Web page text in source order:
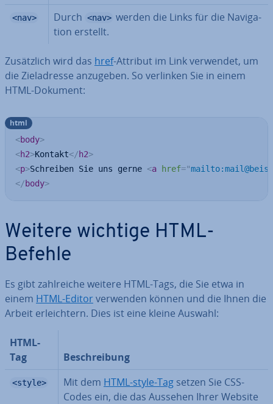
<nav> Durch <nav> werden die Links für die Na­vi­ga­
ti­on erstellt.
Zu­sätz­lich wird das href-Attribut im Link verwendet, um
die Ziel­adres­se anzugeben. So verlinken Sie in einem
HTML-Dokument:
<body>
<h2>Kontakt</h2>
<p>Schreiben Sie uns gerne <a href="
</body>
html
Weitere wichtige HTML-
Befehle
Es gibt zahl­rei­che weitere HTML-Tags, die Sie etwa in
einem HTML-Editorverwenden können und die Ihnen die
Arbeit er­leich­tern. Dies ist eine kleine Auswahl:
HTML-
Tag
Be­schrei­bung
<style> Mit dem HTML-style-Tag setzen Sie CSS-
Codes ein, die das Aussehen Ihrer Website